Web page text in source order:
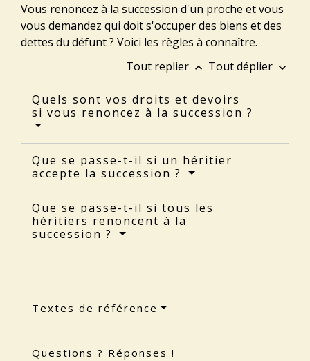
Vous renoncez à la succession d'un proche et vous
vous demandez qui doit s'occuper des biens et des
dettes du défunt ? Voici les règles à connaître.
Tout replier keyboard_arrow_up Tout déplier keyboard_arrow_down
Quels sont vos droits et devoirs
si vous renoncez à la succession ?
Que se passe-t-il si un héritier
accepte la succession ?
Que se passe-t-il si tous les
héritiers renoncent à la
succession ?
Textes de référence
Questions ? Réponses !